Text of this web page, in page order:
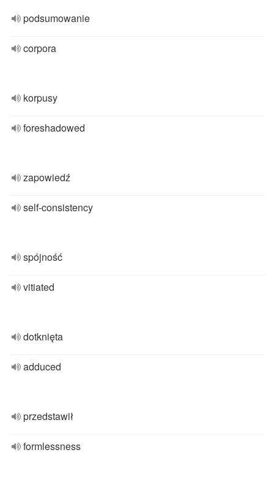
podsumowanie
corpora
korpusy
foreshadowed
zapowiedź
self-consistency
spójność
vitiated
dotknięta
adduced
przedstawił
formlessness